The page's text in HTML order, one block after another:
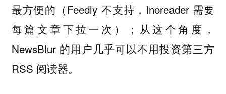
最方便的（Feedly 不支持，Inoreader 需要
每篇文章下拉一次）；从这个角度，
NewsBlur 的用户几乎可以不用投资第三方
RSS 阅读器。